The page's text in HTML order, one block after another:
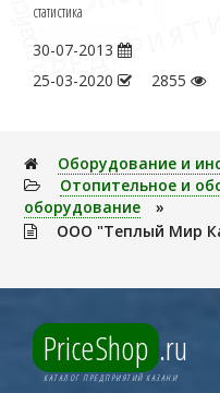
статистика
30-07-2013
25-03-2020
2855
Оборудование и
Отопительное и
оборудование
»
ООО "Теплый Мир
PriceShop .ru
КАТАЛОГ ПРЕДПРИЯТИЙ КАЗАНИ